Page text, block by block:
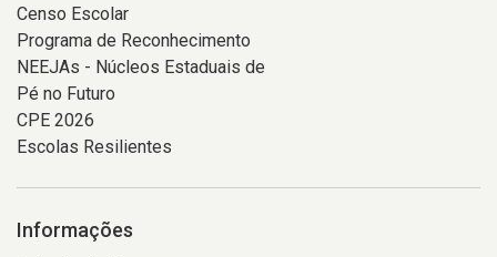
Censo Escolar
Programa de Reconhecimento
NEEJAs - Núcleos Estaduais de
Pé no Futuro
CPE 2026
Escolas Resilientes
Informações